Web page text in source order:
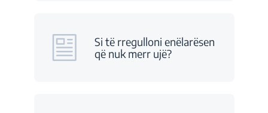
Si të rregulloni enëlarësen
që nuk merr ujë?